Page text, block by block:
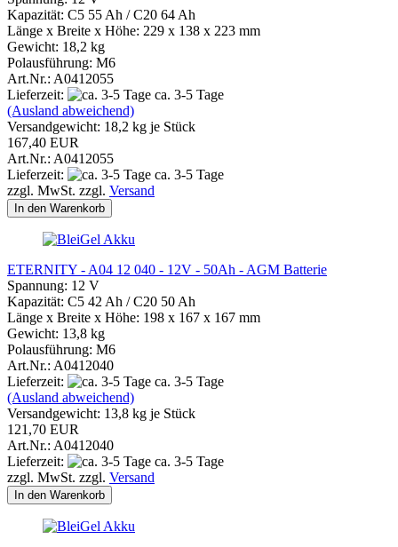
Kapazität: C5 55 Ah / C20 64 Ah
Länge x Breite x Höhe: 229 x 138 x 223 mm
Gewicht: 18,2 kg
Polausführung: M6
Art.Nr.: A0412055
Lieferzeit:
ca. 3-5 Tage
(Ausland abweichend)
Versandgewicht: 18,2 kg je Stück
167,40 EUR
Art.Nr.: A0412055
Lieferzeit:
ca. 3-5 Tage
zzgl. MwSt. zzgl. Versand
In den Warenkorb
ETERNITY - A04 12 040 - 12V - 50Ah - AGM Batterie
Spannung: 12 V
Kapazität: C5 42 Ah / C20 50 Ah
Länge x Breite x Höhe: 198 x 167 x 167 mm
Gewicht: 13,8 kg
Polausführung: M6
Art.Nr.: A0412040
Lieferzeit:
ca. 3-5 Tage
(Ausland abweichend)
Versandgewicht: 13,8 kg je Stück
121,70 EUR
Art.Nr.: A0412040
Lieferzeit:
ca. 3-5 Tage
zzgl. MwSt. zzgl. Versand
In den Warenkorb